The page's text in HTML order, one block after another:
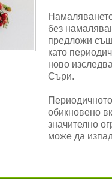
без
предложи
като
ново
Съри.
обикновено
значително
може да